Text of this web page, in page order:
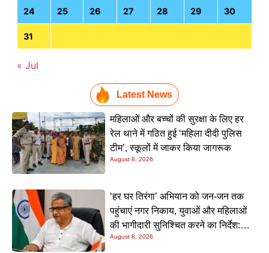
24 25 26 27 28 29 30
31
« Jul
Latest News
महिलाओं और बच्चों की सुरक्षा के लिए हर
रेल थाने में गठित हुई ‘महिला दीदी पुलिस
टीम’, स्कूलों में जाकर किया जागरूक
August 8, 2026
‘हर घर तिरंगा’ अभियान को जन-जन तक
पहुंचाएं नगर निकाय, युवाओं और महिलाओं
की भागीदारी सुनिश्चित करने का निर्देश:
नीतीश मिश्रा
August 8, 2026